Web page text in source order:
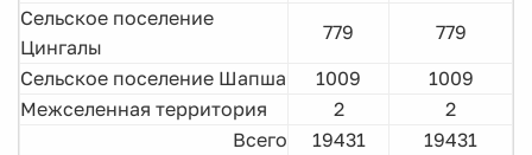
Сельское поселение
Цингалы
779
779
Сельское поселение Шапша
1009
1009
Межселенная территория
2
2
Всего
19431 19431